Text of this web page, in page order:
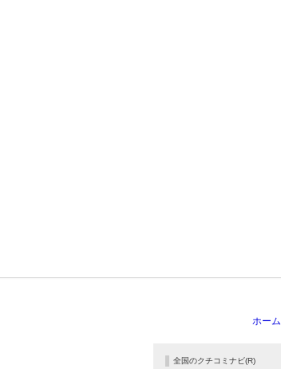
ホーム
全国のクチコミナビ(R)